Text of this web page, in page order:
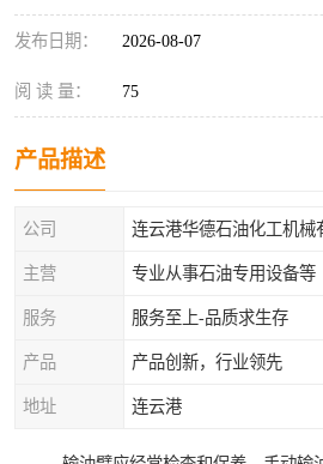
发布日期： 2026-08-07
阅 读 量： 75
产品描述
公司 连云港华德石油化工机械
主营 专业从事石油专用设备等
服务 服务至上-品质求生存
产品 产品创新，行业领先
地址 连云港